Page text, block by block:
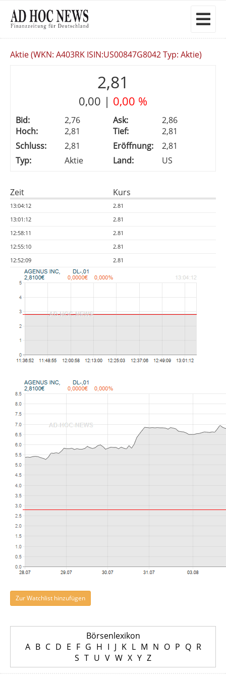
Aktie (WKN: A403RK ISIN:US00847G8042 Typ: Aktie)
2,81
0,00 | 0,00 %
Bid: 2,76 Ask:
2,86
Hoch:
2,81 Tief:
2,81
Schluss:
2,81 Eröffnung:
2,81
Typ:
Aktie Land: US
Zeit Kurs
13:04:12
2.81
13:01:12
2.81
12:58:11
2.81
12:55:10
2.81
12:52:09
2.81
Zur Watchlist hinzufügen
Börsenlexikon
A B C D E F G H I J K L M N O P Q R
S T U V W X Y Z